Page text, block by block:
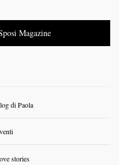
Magazine
di Paola
stories